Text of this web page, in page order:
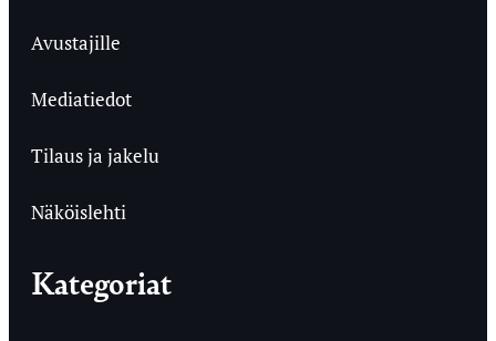
Avustajille
Mediatiedot
Tilaus ja jakelu
Näköislehti
Kategoriat